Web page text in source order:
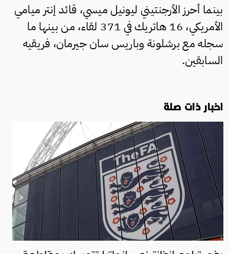
بينما أحرز الأرجنتيني ليونيل ميسي، قائد إنتر ميامي
الأمريكي، 16 هاتريك في 371 لقاء، من بينها ما
سجله مع برشلونة وباريس سان جيرمان، فريقيه
السابقين.
اخبار ذات صلة